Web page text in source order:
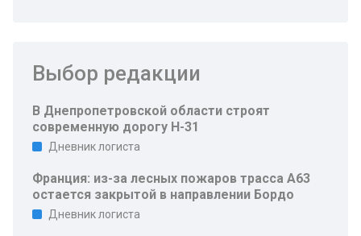
Выбор редакции
В Днепропетровской области строят
современную дорогу Н-31
Дневник логиста
Франция: из-за лесных пожаров трасса A63
остается закрытой в направлении Бордо
Дневник логиста